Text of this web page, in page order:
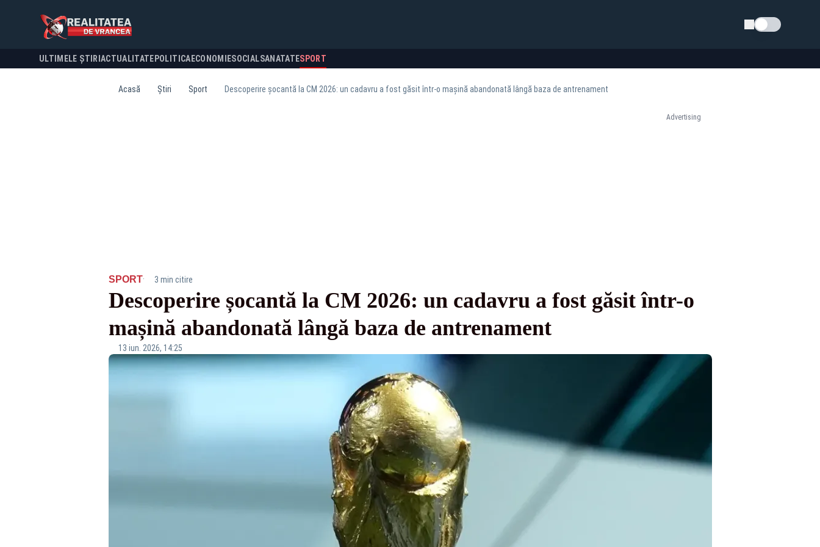
Schimba tema
ULTIMELE ȘTIRI ACTUALITATE POLITICA ECONOMIESOCIALSANATATESPORT
Acasă Știri Sport Descoperire șocantă la CM 2026: un cadavru a fost găsit într-o mașină abandonată lângă baza de antrenament
Advertising
SPORT· 3 min citire
Descoperire șocantă la CM 2026: un cadavru a fost găsit într-o
mașină abandonată lângă baza de antrenament
13 iun. 2026, 14:25